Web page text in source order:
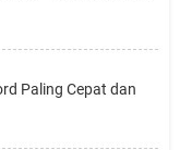
Paling Cepat dan